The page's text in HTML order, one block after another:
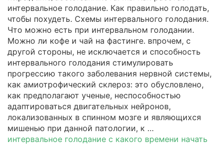
интервальное голодание. Как правильно голодать,
чтобы похудеть. Схемы интервального голодания.
Что можно есть при интервальном голодании.
Можно ли кофе и чай на фастинге. впрочем, с
другой стороны, не исключается и способность
интервального голодания стимулировать
прогрессию такого заболевания нервной системы,
как амиотрофический склероз: это обусловлено,
как предполагают ученые, неспособностью
адаптироваться двигательных нейронов,
локализованных в спинном мозге и являющихся
мишенью при данной патологии, к …
интервальное голодание с какого времени начать